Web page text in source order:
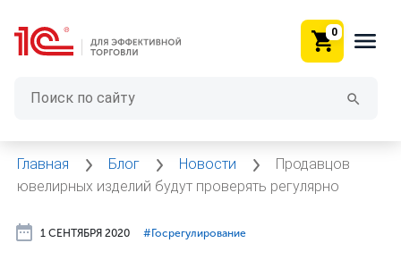
0
Главная Блог Новости
Продавцов
ювелирных изделий будут проверять регулярно
1 СЕНТЯБРЯ 2020 #⁣Госрегулирование